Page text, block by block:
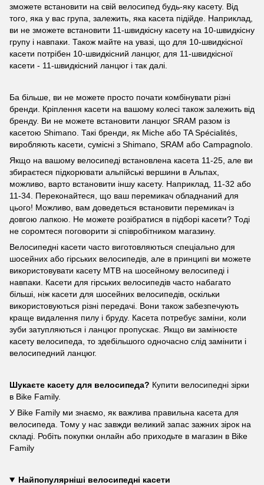
зможете встановити на свій велосипед будь-яку касету. Від
того, яка у вас група, залежить, яка касета підійде. Наприклад,
ви не зможете встановити 11-швидкісну касету на 10-швидкісну
групу і навпаки. Також майте на увазі, що для 10-швидкісної
касети потрібен 10-швидкісний ланцюг, для 11-швидкісної
касети - 11-швидкісний ланцюг і так далі.
Ба більше, ви не можете просто почати комбінувати різні
бренди. Кріплення касети на вашому колесі також залежить від
бренду. Ви не можете встановити ланцюг SRAM разом із
касетою Shimano. Такі бренди, як Miche або TA Spécialités,
виробляють касети, сумісні з Shimano, SRAM або Campagnolo.
Якщо на вашому велосипеді встановлена касета 11-25, але ви
збираєтеся підкорювати альпійські вершини в Альпах,
можливо, варто встановити іншу касету. Наприклад, 11-32 або
11-34. Переконайтеся, що ваш перемикач обладнаний для
цього! Можливо, вам доведеться встановити перемикач із
довгою лапкою. Не можете розібратися в підборі касети? Тоді
не соромтеся поговорити зі співробітником магазину.
Велосипедні касети часто виготовляються спеціально для
шосейних або гірських велосипедів, але в принципі ви можете
використовувати касету MTB на шосейному велосипеді і
навпаки. Касети для гірських велосипедів часто набагато
більші, ніж касети для шосейних велосипедів, оскільки
використовуються різні передачі. Вони також забезпечують
краще видалення пилу і бруду. Касета потребує заміни, коли
зуби затупляються і ланцюг пропускає. Якщо ви замінюєте
касету велосипеда, то здебільшого одночасно слід замінити і
велосипедний ланцюг.
Шукаєте касету для велосипеда? Купити велосипедні зірки
в Bike Family.
У Bike Family ми знаємо, як важлива правильна касета для
велосипеда. Тому у нас завжди великий запас зажних зірок на
складі. Робіть покупки онлайн або приходьте в магазин в Bike
Family
Найпопулярніші велосипедні касети